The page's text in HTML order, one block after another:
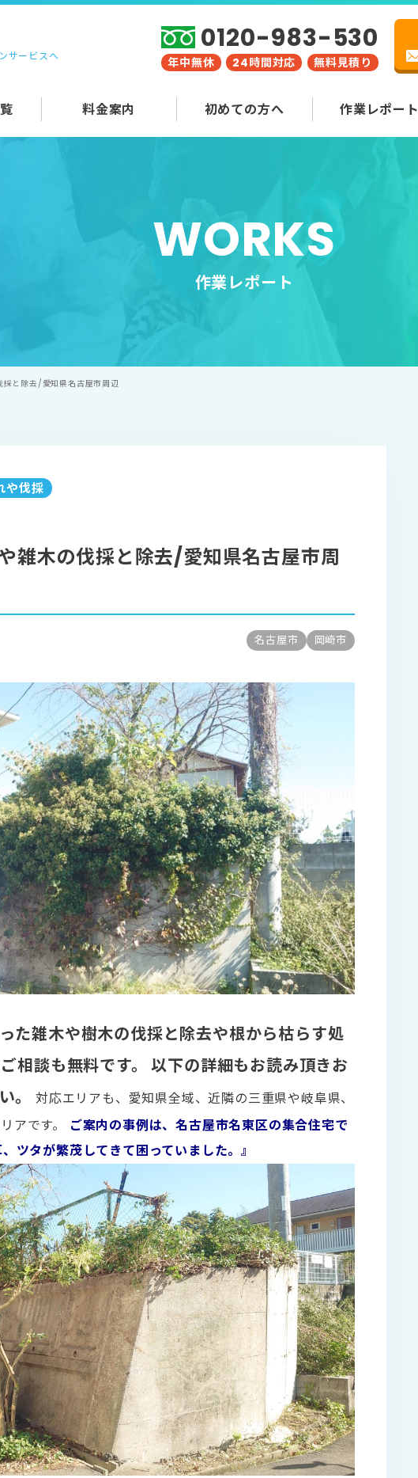
サービスへ
0120-983-530
年中無休 24時間対応 無料見積り
料金案内 初めての方へ 作業レポート
WORKS
作業レポート
採と除去/愛知県名古屋市周辺
や伐採
雑木の伐採と除去/愛知県名古屋市周
名古屋市 岡崎市
た雑木や樹木の伐採と除去や根から枯らす処
相談も無料です。
以下の詳細もお読み頂きお
。
対応エリアも、愛知県全域、近隣の三重県や岐阜県、
アです。 ご案内の事例は、名古屋市名東区の集合住宅で
ツタが繁茂してきて困っていました。』